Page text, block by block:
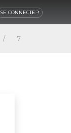
SE CONNECTER
7